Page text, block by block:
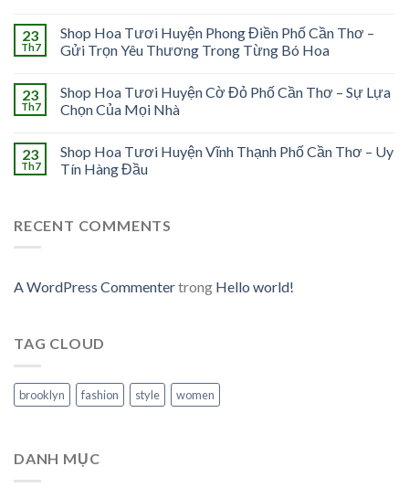
23
Th7
Shop Hoa Tươi Huyện Phong Điền Phố Cần Thơ –
Gửi Trọn Yêu Thương Trong Từng Bó Hoa
23
Th7
Shop Hoa Tươi Huyện Cờ Đỏ Phố Cần Thơ – Sự Lựa
Chọn Của Mọi Nhà
23
Th7
Shop Hoa Tươi Huyện Vĩnh Thạnh Phố Cần Thơ – Uy
Tín Hàng Đầu
RECENT COMMENTS
A WordPress Commentertrong Hello world!
TAG CLOUD
brooklyn fashion style women
DANH MỤC